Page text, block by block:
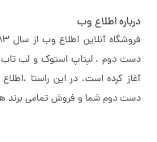
درباره اطلاع وب
دست دوم ، لپتاپ استوک و لب تاب
آغاز کرده است. در این راستا
دست دوم شما و فروش تمامی برند